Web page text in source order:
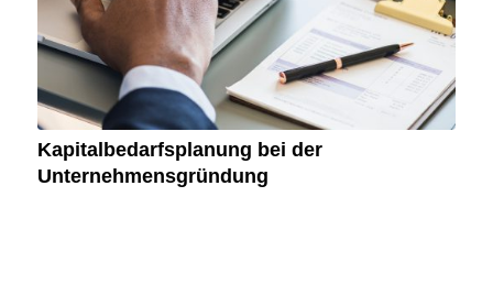
Kapitalbedarfsplanung bei der
Unternehmensgründung